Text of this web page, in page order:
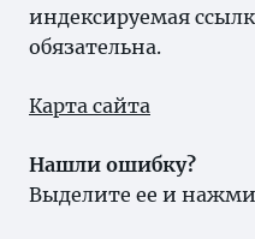
индексируемая
обязательна.
Карта сайта
Нашли ошибку?
Выделите ее и